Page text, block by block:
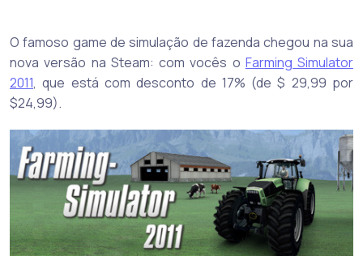
O famoso game de simulação de fazenda chegou na sua
nova versão na Steam: com vocês o Farming Simulator
2011, que está com desconto de 17% (de $ 29,99 por
$24,99).